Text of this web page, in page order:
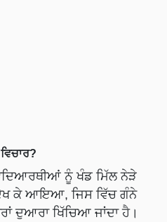
ਨੂੰ ਖੰਡ ਮਿੱਲ ਨੇੜੇ
ਕੇ ਆਇਆ, ਜਿਸ ਵਿੱਚ ਗੰਨੇ
ਦੁਆਰਾ ਖਿੱਚਿਆ ਜਾਂਦਾ ਹੈ।